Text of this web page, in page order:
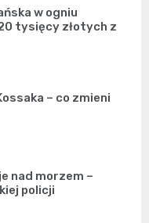
w ogniu
tysięcy złotych z
– co zmieni
nad morzem –
policji